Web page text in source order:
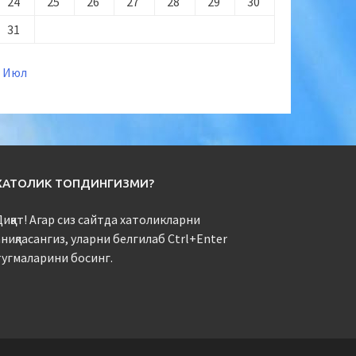
31
Июл
ТОПДИНГИЗМИ?
Агар сиз сайтда хатоликларни
уларни белгилаб Ctrl+Enter
босинг.